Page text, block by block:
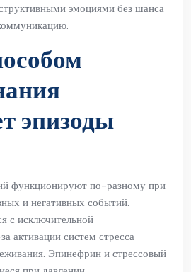
эмоциями без шанса
эпизоды
функционируют по-разному при
и негативных событий.
с исключительной
активации систем стресса
Эпинефрин и стрессовый